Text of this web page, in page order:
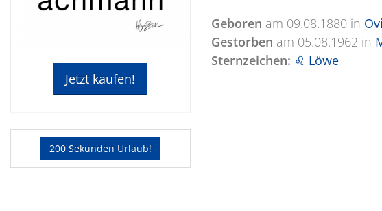
Jetzt kaufen!
200 Sekunden Urlaub!
Geboren am 09.08.1880in
Gestorben am 05.08.1962 in
Sternzeichen: ♌ Löwe